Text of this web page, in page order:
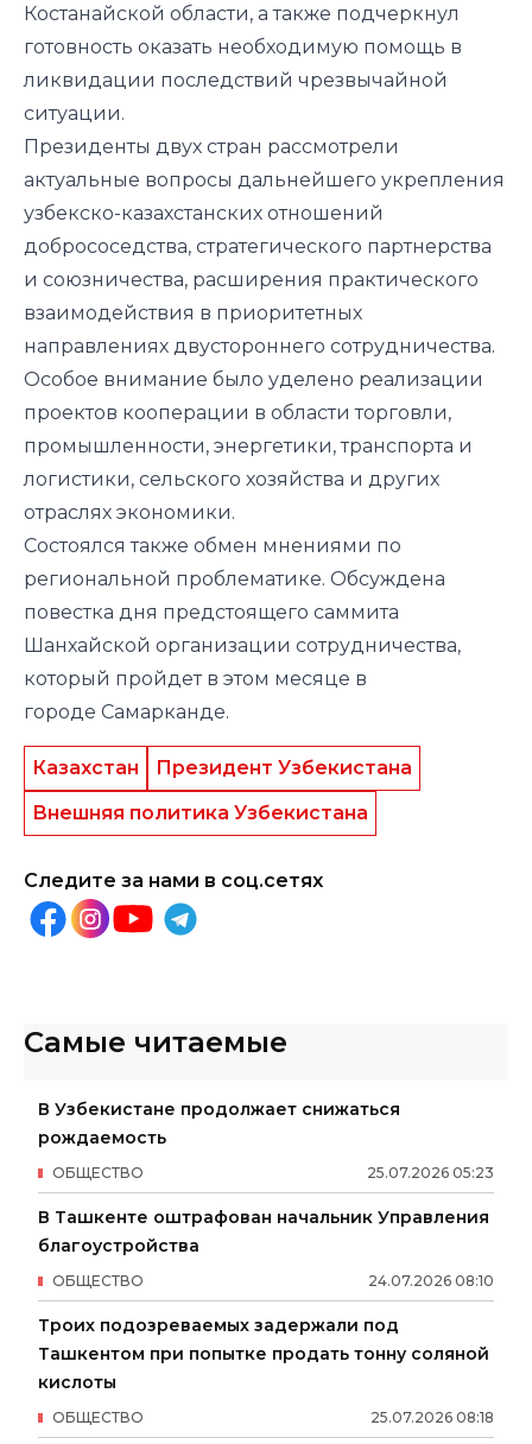
Костанайской области, а также подчеркнул
готовность оказать необходимую помощь в
ликвидации последствий чрезвычайной
ситуации.
Президенты двух стран рассмотрели
актуальные вопросы дальнейшего укрепления
узбекско-казахстанских отношений
добрососедства, стратегического партнерства
и союзничества, расширения практического
взаимодействия в приоритетных
направлениях двустороннего сотрудничества.
Особое внимание было уделено реализации
проектов кооперации в области торговли,
промышленности, энергетики, транспорта и
логистики, сельского хозяйства и других
отраслях экономики.
Состоялся также обмен мнениями по
региональной проблематике. Обсуждена
повестка дня предстоящего саммита
Шанхайской организации сотрудничества,
который пройдет в этом месяце в
городе Самарканде.
Казахстан
Президент Узбекистана
Внешняя политика Узбекистана
Следите за нами в соц.сетях
Самые читаемые
В Узбекистане продолжает снижаться
рождаемость
25.07.2026 05:23
ОБЩЕСТВО
В Ташкенте оштрафован начальник Управления
благоустройства
24.07.2026 08:10
ОБЩЕСТВО
Троих подозреваемых задержали под
Ташкентом при попытке продать тонну соляной
кислоты
25.07.2026 08:18
ОБЩЕСТВО